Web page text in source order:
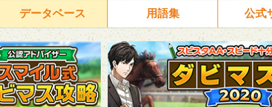
データベース 用語集 公式